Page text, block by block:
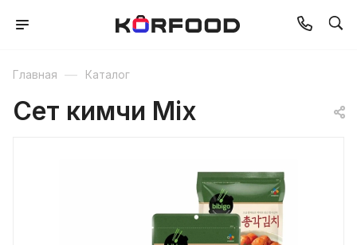
Главная — Каталог
Cет кимчи Mix